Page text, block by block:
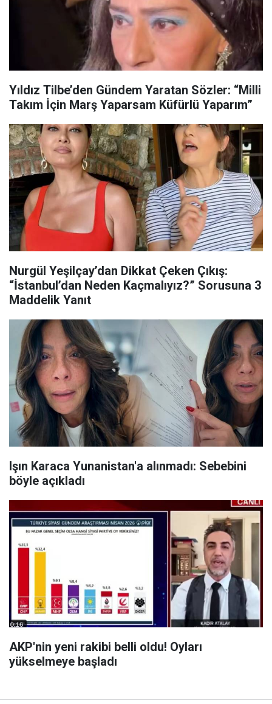
Yıldız Tilbe’den Gündem Yaratan Sözler: “Milli
Takım İçin Marş Yaparsam Küfürlü Yaparım”
Nurgül Yeşilçay’dan Dikkat Çeken Çıkış:
“İstanbul’dan Neden Kaçmalıyız?” Sorusuna 3
Maddelik Yanıt
Işın Karaca Yunanistan'a alınmadı: Sebebini
böyle açıkladı
AKP'nin yeni rakibi belli oldu! Oyları
yükselmeye başladı